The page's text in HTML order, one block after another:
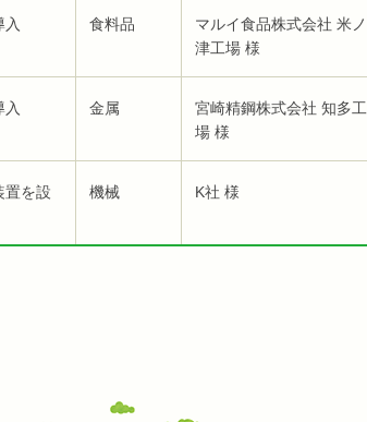
食料品
マルイ食品株式会社 米ノ
津工場 様
金属
宮崎精鋼株式会社 知多工
場 様
置を設
機械 K社 様